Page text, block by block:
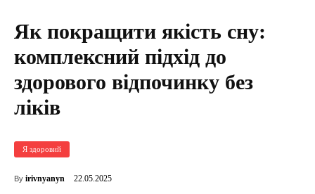
Як покращити якість сну:
комплексний підхід до
здорового відпочинку без
ліків
Я здоровий
By irivnyanyn 22.05.2025